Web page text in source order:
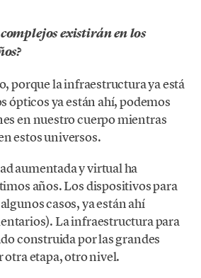
complejos existirán en los
porque la infraestructura ya está
ópticos ya están ahí, podemos
en nuestro cuerpo mientras
estos universos.
aumentada y virtual ha
años. Los dispositivos para
casos, ya están ahí
La infraestructura para
construida por las grandes
otra etapa, otro nivel.